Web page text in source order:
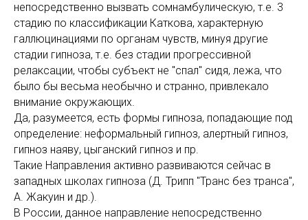
непосредственно вызвать сомнамбулическую, т.е. 3
стадию по классификации Каткова, характерную
галлюцинациями по органам чувств, минуя другие
стадии гипноза, т.е. без стадии прогрессивной
релаксации, чтобы субъект не "спал" сидя, лежа, что
было бы весьма необычно и странно, привлекало
внимание окружающих.
Да, разумеется, есть формы гипноза, попадающие под
определение: неформальный гипноз, алертный гипноз,
гипноз наяву, цыганский гипноз и пр.
Такие Направления активно развиваются сейчас в
западных школах гипноза (Д. Трипп "Транс без транса",
А. Жакуин и др.).
В России, данное направление непосредственно